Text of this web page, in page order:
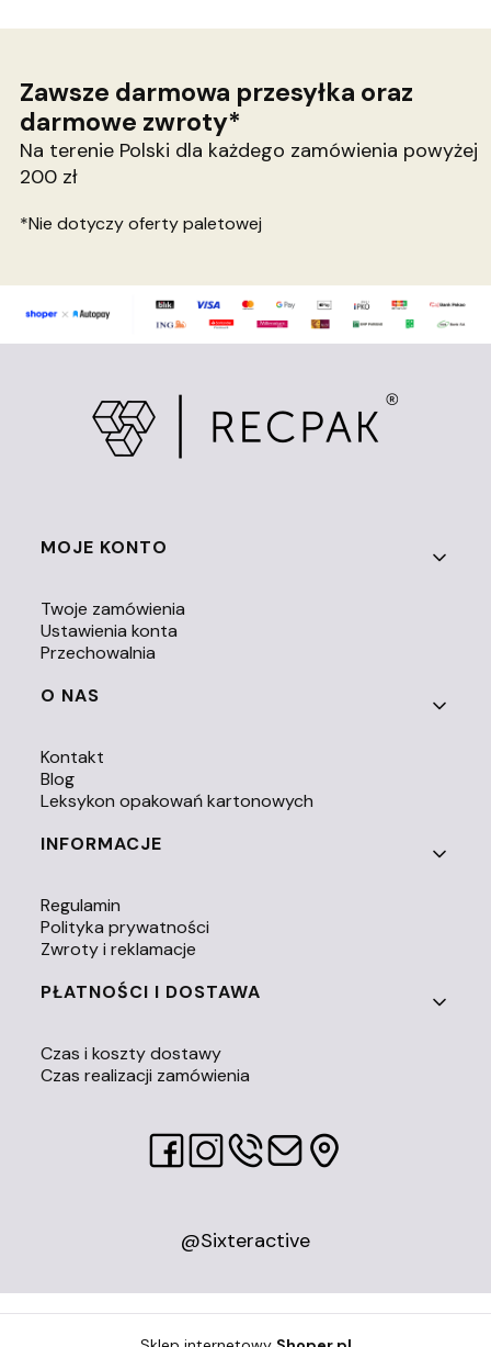
Zawsze darmowa przesyłka oraz
darmowe zwroty*
Na terenie Polski dla każdego zamówienia powyżej
200 zł
*Nie dotyczy oferty paletowej
Linki w stopce
MOJE KONTO
Twoje zamówienia
Ustawienia konta
Przechowalnia
O NAS
Kontakt
Blog
Leksykon opakowań kartonowych
INFORMACJE
Regulamin
Polityka prywatności
Zwroty i reklamacje
PŁATNOŚCI I DOSTAWA
Czas i koszty dostawy
Czas realizacji zamówienia
@Sixteractive